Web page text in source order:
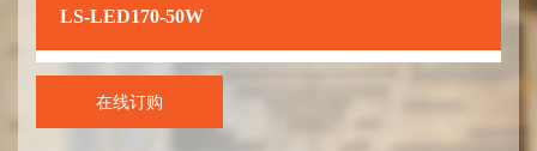
LS-LED170-50W
在线订购